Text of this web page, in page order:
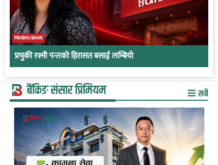
PRABHU BANK
प्रभुकी रश्मी पन्तको हिरासत बसाई लम्बियो
बैंकिङ संसार प्रिमियम सबै